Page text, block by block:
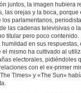
juntos, la imagen hubiera
las orejas y la boca, porque
parlamentarios,
las cadenas televisivas o
titular pero poco
en sus
mismo ha cultivado al
electorales, pidiéndoles
con el ex-primer
Times» y «The Sun»